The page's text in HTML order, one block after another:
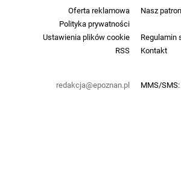
Oferta reklamowa
Nasz
Polityka prywatności
Ustawienia plików cookie
Regulamin
RSS
Kontakt
redakcja@epoznan.pl MMS/SMS: